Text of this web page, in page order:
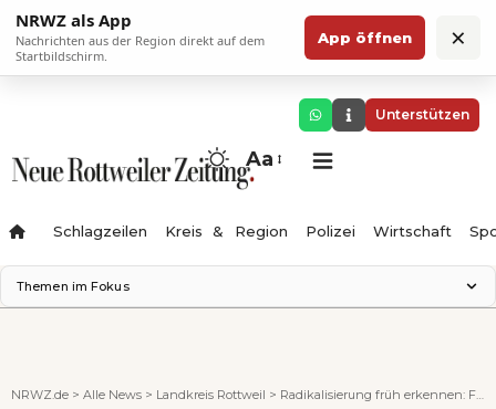
NRWZ als App
Nachrichten aus der Region direkt auf dem
Startbildschirm.
App öffnen ×
Unterstützen
Aa
Schlagzeilen Kreis & Region Polizei Wirtschaft
Themen im Fokus
Ferienzauber '26
NRWZ.de > Alle News > Landkreis Rottweil > Radikalisierung früh erkennen: Fachtag stärkt Fachkräfte im Landkreis Rottweil